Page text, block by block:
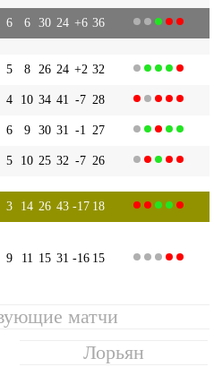
6 6 30 24 +6 36
5 8 26 24 +2 32
4 10 34 41 -7 28
6 9 30 31 -1 27
5 10 25 32 -7 26
3 14 26 43 -17 18
9 11 15 31 -16 15
матчи
Лорьян